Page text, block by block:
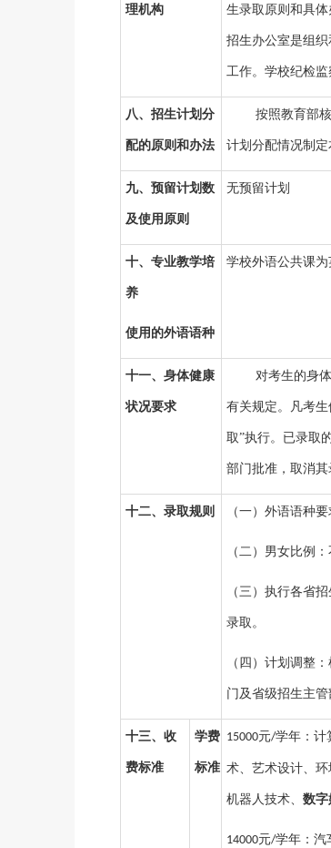
理机构 生录取原则和具
招生办公室是组
工作。学校纪检监
八、招生计划分
配的原则和办法
按照教育部
计划分配情况制定
九、预留计划数
及使用原则
无预留计划
十、专业教学培
养
使用的外语语种
学校外语公共课为
十一、身体健康
状况要求
对考生的身
有关规定。凡考生
取”执行。已录取
部门批准，取消其
十二、录取规则 （一）外语语种
（二）男女比例
（三）执行各省
录取。
（四）计划调整
门及省级招生主管
十三、收
费标准
学费
标准
15000元/学年：计
术、艺术设计、
机器人技术、 数字
14000元/学年：汽